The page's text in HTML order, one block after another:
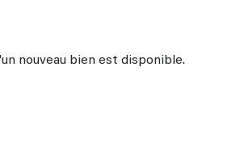
nouveau bien est disponible.